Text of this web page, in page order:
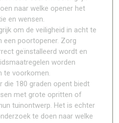
naar welke opener het
en wensen.
om de veiligheid in acht te
een poortopener. Zorg
geïnstalleerd wordt en
worden
te voorkomen.
die 180 graden opent biedt
met grote opritten of
tuinontwerp. Het is echter
te doen naar welke